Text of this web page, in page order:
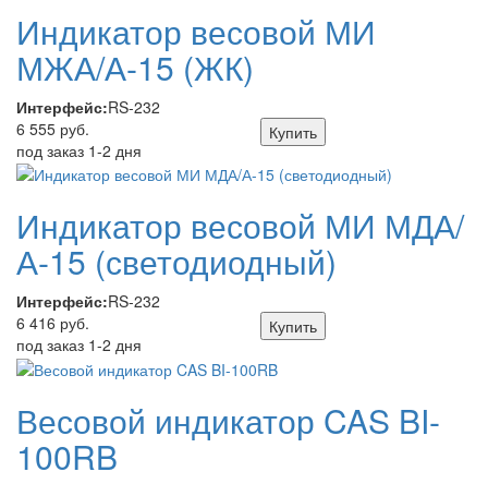
Индикатор весовой МИ
МЖА/А-15 (ЖК)
Интерфейс:RS-232
6 555 руб.
под заказ 1-2 дня
Купить
Индикатор весовой МИ МДА/
А-15 (светодиодный)
Интерфейс:RS-232
6 416 руб.
под заказ 1-2 дня
Купить
Весовой индикатор CAS BI-
100RB